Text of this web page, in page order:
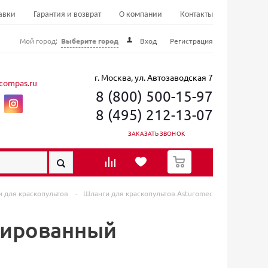
Гарантия и возврат О компании Контакты
Мой город: Выберите город Вход Регистрация
г. Москва, ул. Автозаводская 7
8 (800) 500-15-97
8 (495) 212-13-07
ЗАКАЗАТЬ ЗВОНОК
0
краскопультов - Шланги для краскопультов Asturomec